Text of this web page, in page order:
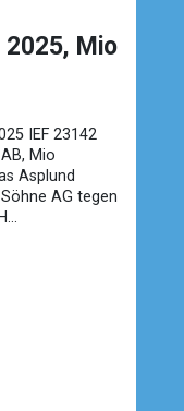
2025, Mio
IEF 23142
Mio
Asplund
AG tegen